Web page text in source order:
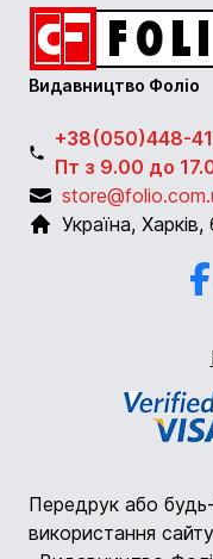
Видавництво Фоліо
+38(050)448-
Пт з 9.00 до
Україна, Харків,
Передрук або
використання